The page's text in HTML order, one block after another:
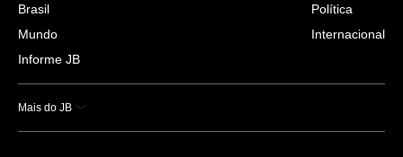
Brasil
Mundo
Informe JB
Política
Internacional
Mais do JB
Esportes